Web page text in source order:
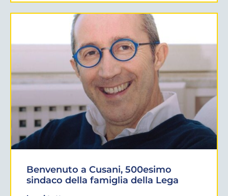
Benvenuto a Cusani, 500esimo
sindaco della famiglia della Lega